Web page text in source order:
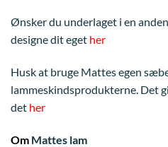
Ønsker du underlaget i en
designe dit eget her
Husk at bruge Mattes egen sæbe
lammeskindsprodukterne. Det
det her
Om Mattes lam